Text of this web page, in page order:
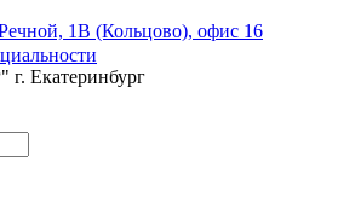
1В (Кольцово), офис 16
Екатеринбург